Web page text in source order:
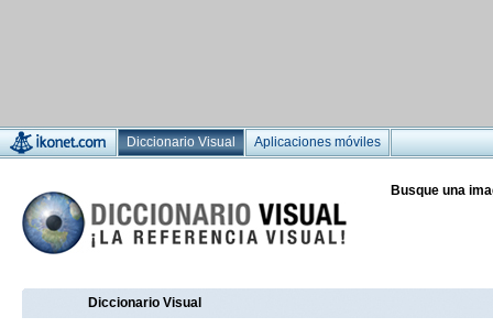
Diccionario Visual Aplicaciones móviles
Busque una
Diccionario Visual